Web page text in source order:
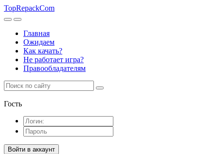
TopRepackCom
Главная
Ожидаем
Как качать?
Не работает игра?
Правообладателям
Гость
Войти в аккаунт